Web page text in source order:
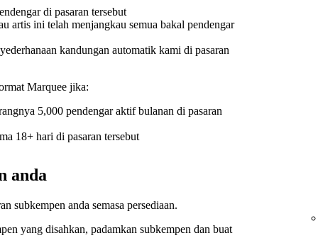
di pasaran tersebut
artis ini telah menjangkau semua bakal pendengar
kandungan automatik kami di pasaran
Marquee jika:
5,000 pendengar aktif bulanan di pasaran
18+ hari di pasaran tersebut
anda
subkempen anda semasa persediaan.
yang disahkan, padamkan subkempen dan buat